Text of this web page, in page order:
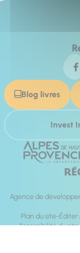
Blog livres
Invest
Agence de
Plan du site Éditer
Accessibilité du